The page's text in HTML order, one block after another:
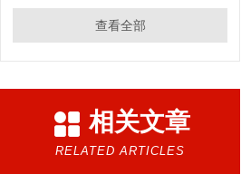
查看全部
相关文章
RELATED ARTICLES